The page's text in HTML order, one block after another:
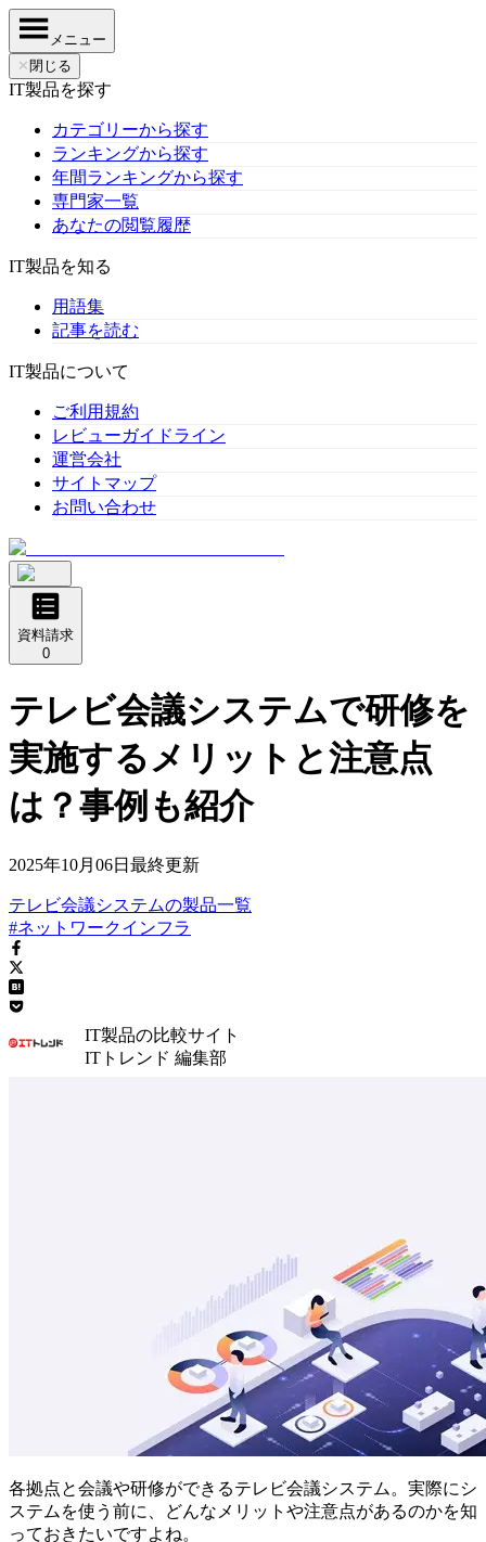
メニュー
✕ 閉じる
IT製品を探す
カテゴリーから探す
ランキングから探す
年間ランキングから探す
専門家一覧
あなたの閲覧履歴
IT製品を知る
用語集
記事を読む
IT製品について
ご利用規約
レビューガイドライン
運営会社
サイトマップ
お問い合わせ
資料請求
0
テレビ会議システムで研修を
実施するメリットと注意点
は？事例も紹介
2025年10月06日 最終更新
テレビ会議システムの製品一覧
#ネットワークインフラ
IT製品の比較サイト
ITトレンド 編集部
各拠点と会議や研修ができるテレビ会議システム。実際にシ
ステムを使う前に、どんなメリットや注意点があるのかを知
っておきたいですよね。